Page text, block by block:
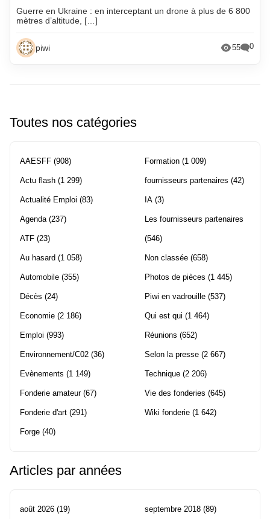
Guerre en Ukraine : en interceptant un drone à plus de 6 800
mètres d’altitude, […]
piwi 55 0
Toutes nos catégories
AAESFF (908)
Actu flash (1 299)
Actualité Emploi (83)
Agenda (237)
ATF (23)
Au hasard (1 058)
Automobile (355)
Décès (24)
Economie (2 186)
Emploi (993)
Environnement/C02 (36)
Evènements (1 149)
Fonderie amateur(67)
Fonderie d'art (291)
Forge (40)
Formation (1 009)
fournisseurs partenaires (42)
IA (3)
Les fournisseurs partenaires
(546)
Non classée (658)
Photos de pièces (1 445)
Piwi en vadrouille (537)
Qui est qui (1 464)
Réunions (652)
Selon la presse (2 667)
Technique (2 206)
Vie des fonderies (645)
Wiki fonderie (1 642)
Articles par années
août 2026 (19) septembre 2018 (89)